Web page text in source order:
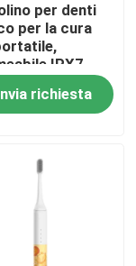
per denti
per la cura
IPX7,
richiesta